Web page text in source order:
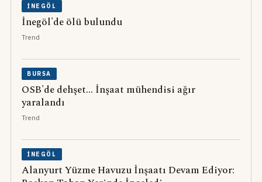
İNEGÖL
İnegöl'de ölü bulundu
Trend
BURSA
OSB'de dehşet... İnşaat mühendisi ağır
yaralandı
Trend
İNEGÖL
Alanyurt Yüzme Havuzu İnşaatı Devam Ediyor: